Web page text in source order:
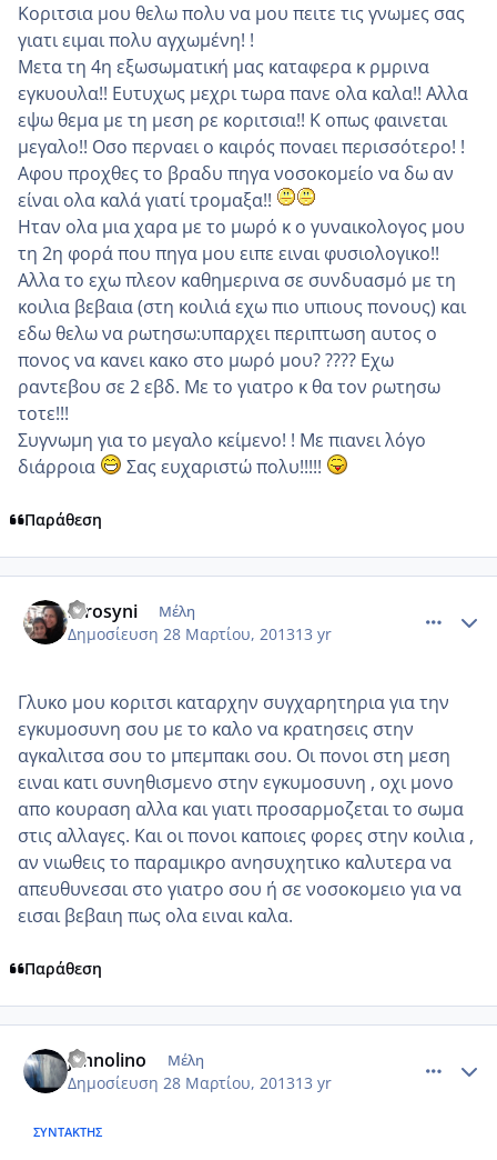
Κοριτσια μου θελω πολυ να μου πειτε τις γνωμες σας
γιατι ειμαι πολυ αγχωμένη! !
Μετα τη 4η εξωσωματική μας καταφερα κ ρμρινα
εγκυουλα!! Ευτυχως μεχρι τωρα πανε ολα καλα!! Αλλα
εψω θεμα με τη μεση ρε κοριτσια!! Κ οπως φαινεται
μεγαλο!! Οσο περναει ο καιρός ποναει περισσότερο! !
Αφου προχθες το βραδυ πηγα νοσοκομείο να δω αν
είναι ολα καλά γιατί τρομαξα!!
Ηταν ολα μια χαρα με το μωρό κ ο γυναικολογος μου
τη 2η φορά που πηγα μου ειπε ειναι φυσιολογικο!!
Αλλα το εχω πλεον καθημερινα σε συνδυασμό με τη
κοιλια βεβαια (στη κοιλιά εχω πιο υπιους πονους) και
εδω θελω να ρωτησω:υπαρχει περιπτωση αυτος ο
πονος να κανει κακο στο μωρό μου? ???? Εχω
ραντεβου σε 2 εβδ. Με το γιατρο κ θα τον ρωτησω
τοτε!!!
Συγνωμη για το μεγαλο κείμενο! ! Με πιανει λόγο
διάρροια
Σας ευχαριστώ πολυ!!!!!
Παράθεση
Efrosyni Μέλη
Δημοσίευση 28 Μαρτίου, 201313 yr
Γλυκο μου κοριτσι καταρχην συγχαρητηρια για την
εγκυμοσυνη σου με το καλο να κρατησεις στην
αγκαλιτσα σου το μπεμπακι σου. Οι πονοι στη μεση
ειναι κατι συνηθισμενο στην εγκυμοσυνη , οχι μονο
απο κουραση αλλα και γιατι προσαρμοζεται το σωμα
στις αλλαγες. Και οι πονοι καποιες φορες στην κοιλια ,
αν νιωθεις το παραμικρο ανησυχητικο καλυτερα να
απευθυνεσαι στο γιατρο σου ή σε νοσοκομειο για να
εισαι βεβαιη πως ολα ειναι καλα.
Παράθεση
jannolino Μέλη
Δημοσίευση 28 Μαρτίου, 201313 yr
ΣΥΝΤΆΚΤΗΣ